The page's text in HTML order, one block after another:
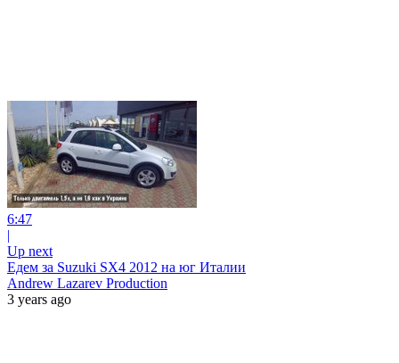
6:47
|
Up next
Едем за Suzuki SX4 2012 на юг Италии
Andrew Lazarev Production
3 years ago